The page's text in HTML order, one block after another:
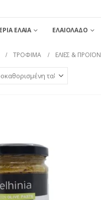
ΕΛΑΙΑ ΕΛΑΙΟΛΑΔΟ
ΤΡΟΦΙΜΑ ΕΛΙΕΣ &